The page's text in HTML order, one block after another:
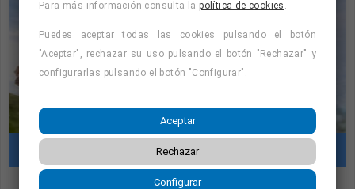
Promocionar e incentivar la venta de productos de una
conocida marca de tabaco.
Cursos con prácticas en empresas
Para más información consulta lapolítica de cookies .
Puedes aceptar todas las cookies pulsando el botón
"Aceptar", rechazar su uso pulsando el botón "Rechazar" y
configurarlas pulsando el botón "Configurar".
Aceptar
Rechazar
Configurar